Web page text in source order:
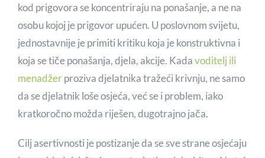
kod prigovora se koncentriraju na ponašanje, a ne na
osobu kojoj je prigovor upućen. U poslovnom svijetu,
jednostavnije je primiti kritiku koja je konstruktivna i
koja se tiče ponašanja, djela, akcije. Kadavoditelj ili
menadžerproziva djelatnika tražeći krivnju, ne samo
da se djelatnik loše osjeća, već se i problem, iako
kratkoročno možda riješen, dugotrajno jača.
Cilj asertivnosti je postizanje da se sve strane osjećaju